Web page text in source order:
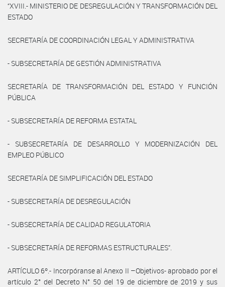
“XVIII.- MINISTERIO DE DESREGULACIÓN Y TRANSFORMACIÓN DEL
ESTADO
SECRETARÍA DE COORDINACIÓN LEGAL Y ADMINISTRATIVA
- SUBSECRETARÍA DE GESTIÓN ADMINISTRATIVA
SECRETARÍA DE TRANSFORMACIÓN DEL ESTADO Y FUNCIÓN
PÚBLICA
- SUBSECRETARÍA DE REFORMA ESTATAL
- SUBSECRETARÍA DE DESARROLLO Y MODERNIZACIÓN DEL
EMPLEO PÚBLICO
SECRETARÍA DE SIMPLIFICACIÓN DEL ESTADO
- SUBSECRETARÍA DE DESREGULACIÓN
- SUBSECRETARÍA DE CALIDAD REGULATORIA
- SUBSECRETARÍA DE REFORMAS ESTRUCTURALES”.
ARTÍCULO 6º.- Incorpóranse al Anexo II –Objetivos- aprobado por el
artículo 2° del Decreto N° 50 del 19 de diciembre de 2019 y sus